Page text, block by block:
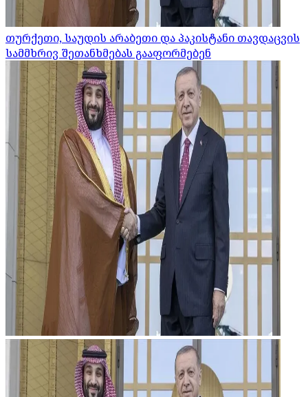
თურქეთი, საუდის არაბეთი და პაკისტანი თავდაცვის
სამმხრივ შეთანხმებას გააფორმებენ